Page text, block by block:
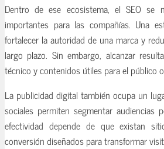
Dentro de ese ecosistema, el SEO
importantes para las compañías. Una
fortalecer la autoridad de una marca y
largo plazo. Sin embargo, alcanzar
técnico y contenidos útiles para el público
La publicidad digital también ocupa un
sociales permiten segmentar
efectividad depende de que existan
conversión diseñados para transformar